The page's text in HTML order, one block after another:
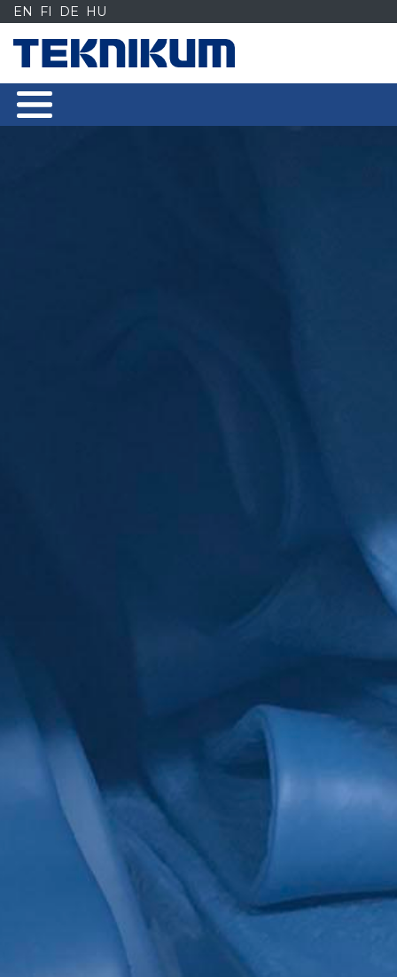
Siirry
sisältöön
EN FI DE HU